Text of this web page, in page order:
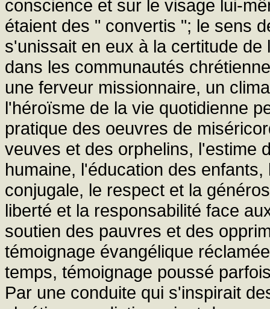
conscience et sur le visage lui-
étaient des " convertis "; le sens
s'unissait en eux à la certitude
dans les communautés
une ferveur missionnaire, un
l'héroïsme de la vie quotidienne
pratique des oeuvres de
veuves et des orphelins, l'estime
humaine, l'éducation des
conjugale, le respect et la
liberté et la responsabilité face
soutien des pauvres et des
témoignage évangélique
temps, témoignage poussé
Par une conduite qui s'inspirait